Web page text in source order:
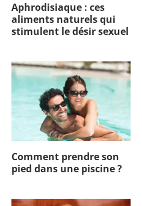
Aphrodisiaque : ces
aliments naturels qui
stimulent le désir sexuel
Comment prendre son
pied dans une piscine ?